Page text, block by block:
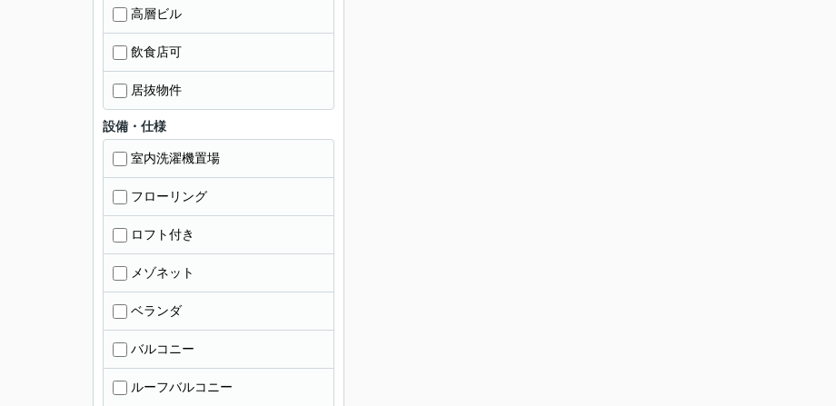
高層ビル
飲食店可
居抜物件
設備・仕様
室内洗濯機置場
フローリング
ロフト付き
メゾネット
ベランダ
バルコニー
ルーフバルコニー